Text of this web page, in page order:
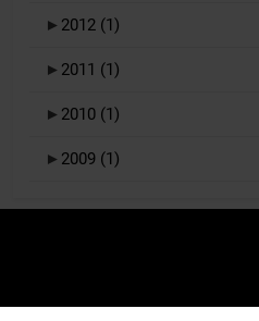
► 2012 (1)
► 2011 (1)
► 2010 (1)
► 2009 (1)